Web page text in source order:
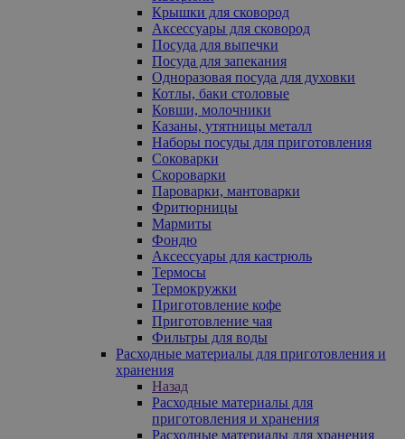
Крышки для сковород
Аксессуары для сковород
Посуда для выпечки
Посуда для запекания
Одноразовая посуда для духовки
Котлы, баки столовые
Ковши, молочники
Казаны, утятницы металл
Наборы посуды для приготовления
Соковарки
Скороварки
Пароварки, мантоварки
Фритюрницы
Мармиты
Фондю
Аксессуары для кастрюль
Термосы
Термокружки
Приготовление кофе
Приготовление чая
Фильтры для воды
Расходные материалы для приготовления и
хранения
Назад
Расходные материалы для
приготовления и хранения
Расходные материалы для хранения